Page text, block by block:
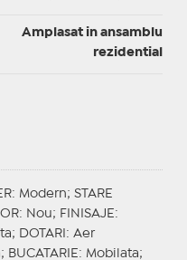
Amplasat in ansamblu
rezidential
: Modern; STARE
: Nou; FINISAJE :
DOTARI : Aer
BUCATARIE : Mobilata;